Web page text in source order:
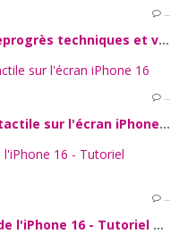
…
Réparabilité de l’iPhone 12 : Entreprogrès techniques et verrous Logiciels
…
Comment régler le problème de tactile sur l'écran iPhone 16
…
Comment remplacer la batterie de l'iPhone 16 - Tutoriel Complet